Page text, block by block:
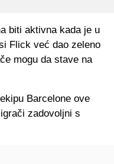
biti aktivna kada je u
Flick već dao zeleno
mogu da stave na
Barcelone ove
zadovoljni s